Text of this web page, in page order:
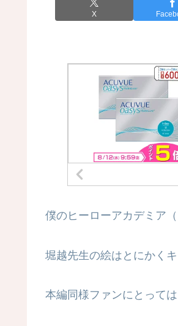
X
僕のヒーローアカデミア
堀越先生の絵はとにかく
本編同様ファンにとって